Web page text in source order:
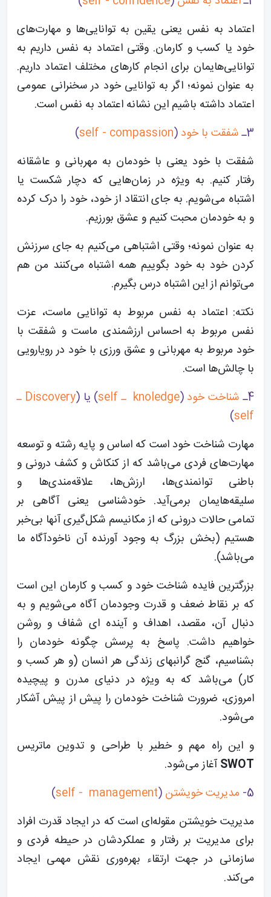
اعتماد به نفس یعنی یقین به توانایی‌ها و مهارت‌های
خود یا کسب و کارمان. وقتی اعتماد به نفس داریم به
توانایی‌هایمان برای انجام کارهای مختلف اعتماد داریم.
به عنوان نمونه؛ اگر به توانایی خود در سخنرانی عمومی
اعتماد داشته باشیم این نشانه اعتماد به نفس است.
3ـ شفقت با خود (
self - compassion
)
شفقت با خود یعنی با خودمان به مهربانی و عاشقانه
رفتار کنیم. به ویژه در زمان‌هایی که دچار شکست یا
اشتباه می‌شویم. به جای انتقاد از خود، خود را درک کرده
و به خودمان محبت کنیم و عشق بورزیم.
به عنوان نمونه؛ وقتی اشتباهی می‌کنیم به جای سرزنش
کردن خود به خود بگوییم همه اشتباه می‌کنند من هم
می‌توانم از این اشتباه درس بگیرم.
نکته: اعتماد به نفس مربوط به توانایی ماست، عزت
نفس مربوط به احساس ارزشمندی ماست و شفقت با
خود مربوط به مهربانی و عشق ورزی با خود در رویارویی
با چالش‌ها است.
4ـ شناخت خود (knoledge ـ self ) یا (
Discovery ـ
self
)
مهارت شناخت خود است که اساس و پایه رشته و توسعه
مهارت‌های فردی می‌باشد که از کنکاش و کشف درونی و
باطنی توانمندی‌ها، ارزش‌ها، علاقه‌مندی‌ها و
سلیقه‌هایمان برمی‌آید. خودشناسی یعنی آگاهی بر
تمامی حالات درونی که از مکانیسم شکل‌گیری آنها بی‌خبر
هستیم (بخش بزرگ به وجود آورنده آن ناخودآگاه ما
می‌باشد).
بزرگترین فایده شناخت خود و کسب و کارمان این است
که بر نقاط ضعف و قدرت وجودمان آگاه می‌شویم و به
دنبال آن، مقصد، اهداف و آینده ای شفاف و روشن
خواهیم داشت. پاسخ به پرسش چگونه خودمان را
بشناسیم، گنج گرانبهای زندگی هر انسان (و هر کسب و
کار) می‌باشد که به ویژه در دنیای مدرن و پیچیده
امروزی، ضرورت شناخت خودمان را پیش از پیش آشکار
می‌شود.
و این راه مهم و خطیر با طراحی و تدوین ماتریس
SWOTآغاز می‌شود.
5- مدیریت خویشتن (
self - management
)
مدیریت خویشتن مقوله‌ای است که در ایجاد قدرت افراد
برای مدیریت بر رفتار و عملکردشان در حیطه فردی و
سازمانی در جهت ارتقاء بهره‌وری نقش مهمی ایجاد
می‌کند.